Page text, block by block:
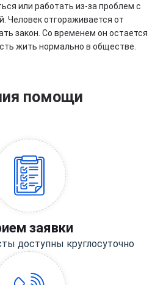
или работать из-за проблем с
Человек отгораживается от
закон. Со временем он остается
жить нормально в обществе.
помощи
заявки
доступны круглосуточно